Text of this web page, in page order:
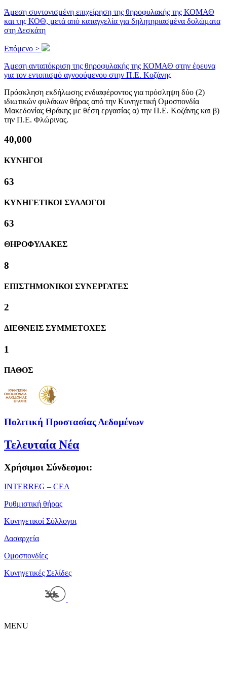
Άμεση συντονισμένη επιχείρηση της θηροφυλακής της ΚΟΜΑΘ
και της ΚΟΘ, μετά από καταγγελία για δηλητηριασμένα δολώματα
στη Δεσκάτη
Επόμενο >
Άμεση ανταπόκριση της θηροφυλακής της ΚΟΜΑΘ στην έρευνα
για τον εντοπισμό αγνοούμενου στην Π.Ε. Κοζάνης
Πρόσκληση εκδήλωσης ενδιαφέροντος για πρόσληψη δύο (2)
ιδιωτικών φυλάκων θήρας από την Κυνηγετική Ομοσπονδία
Μακεδονίας Θράκης με θέση εργασίας α) την Π.Ε. Κοζάνης και β)
την Π.Ε. Φλώρινας.
40,000
ΚΥΝΗΓΟΙ
63
ΚΥΝΗΓΕΤΙΚΟΙ ΣΥΛΛΟΓΟΙ
63
ΘΗΡΟΦΥΛΑΚΕΣ
8
ΕΠΙΣΤΗΜΟΝΙΚΟΙ ΣΥΝΕΡΓΑΤΕΣ
2
ΔΙΕΘΝΕΙΣ ΣΥΜΜΕΤΟΧΕΣ
1
ΠΑΘΟΣ
Πολιτική Προστασίας Δεδομένων
Τελευταία Νέα
Χρήσιμοι Σύνδεσμοι:
ΙΝΤΕRREG – CEA
Ρυθμιστική θήρας
Κυνηγετικοί Σύλλογοι
Δασαρχεία
Ομοσπονδίες
Κυνηγετικές Σελίδες
MENU